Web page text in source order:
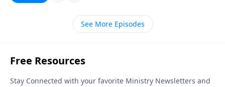
See More Episodes